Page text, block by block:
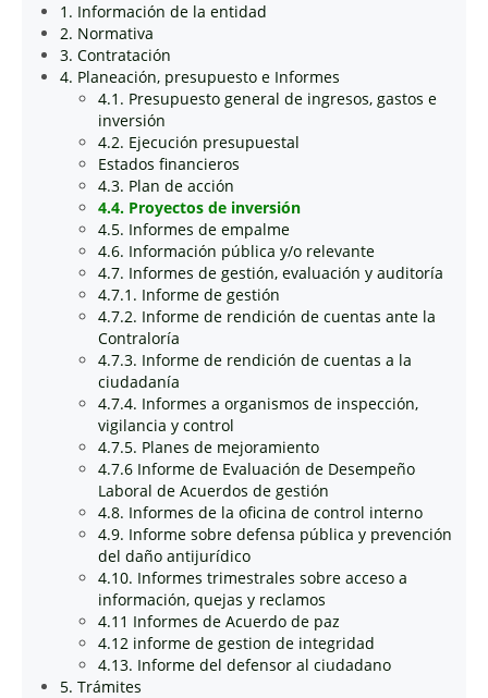
1. Información de la entidad
2. Normativa
3. Contratación
4. Planeación, presupuesto e Informes
4.1. Presupuesto general de ingresos, gastos e
inversión
4.2. Ejecución presupuestal
Estados financieros
4.3. Plan de acción
4.4. Proyectos de inversión
4.5. Informes de empalme
4.6. Información pública y/o relevante
4.7. Informes de gestión, evaluación y auditoría
4.7.1. Informe de gestión
4.7.2. Informe de rendición de cuentas ante la
Contraloría
4.7.3. Informe de rendición de cuentas a la
ciudadanía
4.7.4. Informes a organismos de inspección,
vigilancia y control
4.7.5. Planes de mejoramiento
4.7.6 Informe de Evaluación de Desempeño
Laboral de Acuerdos de gestión
4.8. Informes de la oficina de control interno
4.9. Informe sobre defensa pública y prevención
del daño antijurídico
4.10. Informes trimestrales sobre acceso a
información, quejas y reclamos
4.11 Informes de Acuerdo de paz
4.12 informe de gestion de integridad
4.13. Informe del defensor al ciudadano
5. Trámites